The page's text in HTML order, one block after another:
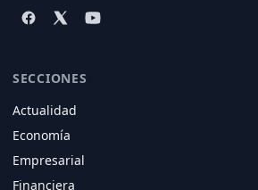
SECCIONES
Actualidad
Economía
Empresarial
Financiera